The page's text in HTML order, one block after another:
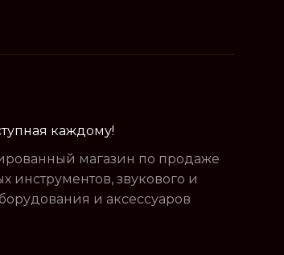
каждому!
магазин по продаже
инструментов, звукового и
и аксессуаров